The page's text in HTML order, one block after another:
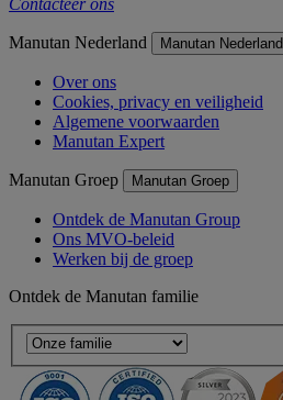
Contacteer ons
Manutan Nederland Manutan Nederland
Over ons
Cookies, privacy en veiligheid
Algemene voorwaarden
Manutan Expert
Manutan Groep Manutan Groep
Ontdek de Manutan Group
Ons MVO-beleid
Werken bij de groep
Ontdek de Manutan familie